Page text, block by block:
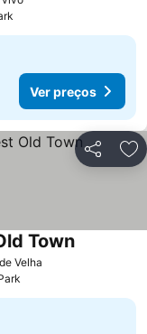
Ver preços
Partilhar
Velha
TownVer preços